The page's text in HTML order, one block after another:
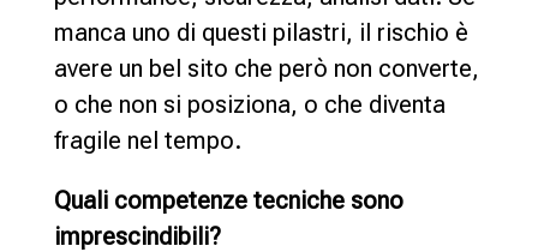
manca uno di questi pilastri, il rischio è
avere un bel sito che però non converte,
o che non si posiziona, o che diventa
fragile nel tempo.
Quali competenze tecniche sono
imprescindibili?